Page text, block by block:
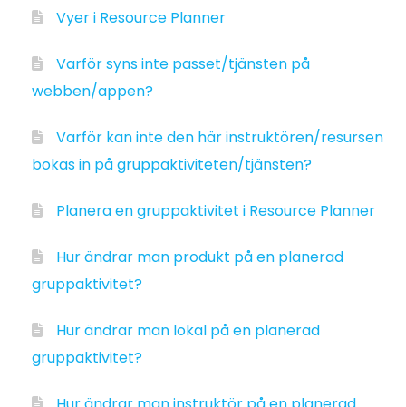
Vyer i Resource Planner
Varför syns inte passet/tjänsten på
webben/appen?
Varför kan inte den här instruktören/resursen
bokas in på gruppaktiviteten/tjänsten?
Planera en gruppaktivitet i Resource Planner
Hur ändrar man produkt på en planerad
gruppaktivitet?
Hur ändrar man lokal på en planerad
gruppaktivitet?